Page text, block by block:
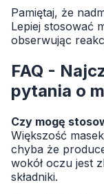
Pamiętaj, że
Lepiej stosować
obserwując
FAQ -
pytania o
Czy mogę
Większość
chyba że
wokół oczu jest
składniki.